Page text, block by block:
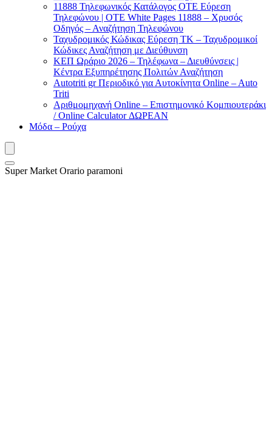
11888 Τηλεφωνικός Κατάλογος ΟΤΕ Εύρεση
Τηλεφώνου | OTE White Pages 11888 – Χρυσός
Οδηγός – Αναζήτηση Τηλεφώνου
Ταχυδρομικός Κώδικας Εύρεση ΤΚ – Ταχυδρομικοί
Κώδικες Αναζήτηση με Διεύθυνση
ΚΕΠ Ωράριο 2026 – Τηλέφωνα – Διευθύνσεις |
Κέντρα Εξυπηρέτησης Πολιτών Αναζήτηση
Autotriti gr Περιοδικό για Αυτοκίνητα Online – Auto
Triti
Αριθμομηχανή Online – Επιστημονικό Κομπιουτεράκι
/ Online Calculator ΔΩΡΕΑΝ
Μόδα – Ρούχα
Super Market Orario paramoni